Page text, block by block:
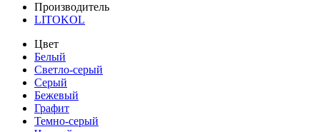
Производитель
LITOKOL
Цвет
Белый
Светло-серый
Серый
Бежевый
Графит
Темно-серый